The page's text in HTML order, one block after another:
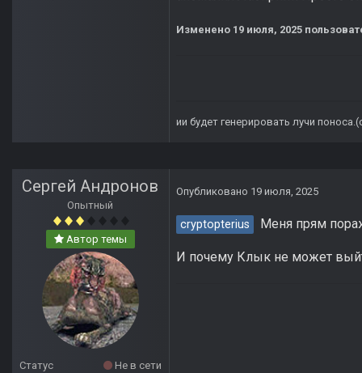
Изменено 19 июля, 2025
ии будет генерировать лучи
Сергей Андронов
Опытный
Автор темы
Статус
Не в сети
Опубликовано 19 июля, 2025
cryptopterius Меня прям
И почему Клык не может